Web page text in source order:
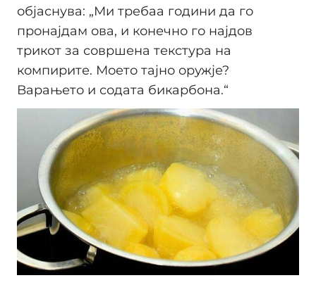
објаснува: „Ми требаа години да го
пронајдам ова, и конечно го најдов
трикот за совршена текстура на
компирите. Моето тајно оружје?
Варањето и содата бикарбона.“